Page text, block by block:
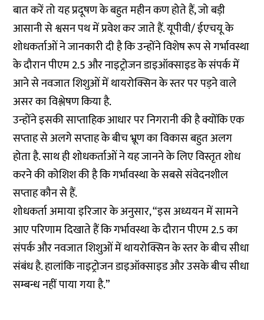
बात करें तो यह प्रदूषण के बहुत महीन कण होते हैं, जो बड़ी
आसानी से श्वसन पथ में प्रवेश कर जाते हैं. यूपीवी/ ईएचयू के
शोधकर्ताओं ने जानकारी दी है कि उन्होंने विशेष रूप से गर्भावस्था
के दौरान पीएम 2.5 और नाइट्रोजन डाइऑक्साइड के संपर्क में
आने से नवजात शिशुओं में थायरोक्सिन के स्तर पर पड़ने वाले
असर का विश्लेषण किया है.
उन्होंने इसकी साप्ताहिक आधार पर निगरानी की है क्योंकि एक
सप्ताह से अलगे सप्ताह के बीच भ्रूण का विकास बहुत अलग
होता है. साथ ही शोधकर्ताओं ने यह जानने के लिए विस्तृत शोध
करने की कोशिश की है कि गर्भावस्था के सबसे संवेदनशील
सप्ताह कौन से हैं.
शोधकर्ता अमाया इरिजार के अनुसार, “इस अध्ययन में सामने
आए परिणाम दिखाते हैं कि गर्भावस्था के दौरान पीएम 2.5 का
संपर्क और नवजात शिशुओं में थायरोक्सिन के स्तर के बीच सीधा
संबंध है. हालांकि नाइट्रोजन डाइऑक्साइड और उसके बीच सीधा
सम्बन्ध नहीं पाया गया है.”